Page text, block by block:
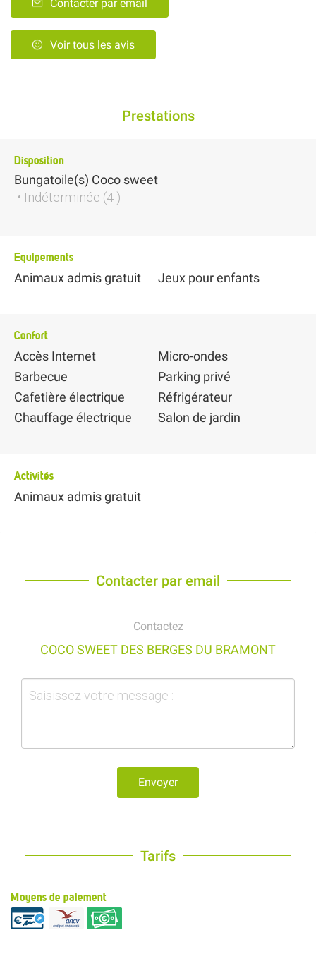
Contacter par email
Voir tous les avis
Prestations
Disposition
Bungatoile(s) Coco sweet
• Indéterminée (4 )
Equipements
Animaux admis gratuit Jeux pour enfants
Confort
Accès Internet
Barbecue
Cafetière électrique
Chauffage électrique
Micro-ondes
Parking privé
Réfrigérateur
Salon de jardin
Activités
Animaux admis gratuit
Contacter par email
Contactez
COCO SWEET DES BERGES DU BRAMONT
Envoyer
Tarifs
Moyens de paiement